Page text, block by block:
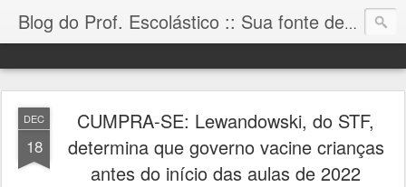
Blog do Prof. Escolástico :: Sua fonte de informação!
DEC
18
CUMPRA-SE: Lewandowski, do STF,
determina que governo vacine crianças
antes do início das aulas de 2022